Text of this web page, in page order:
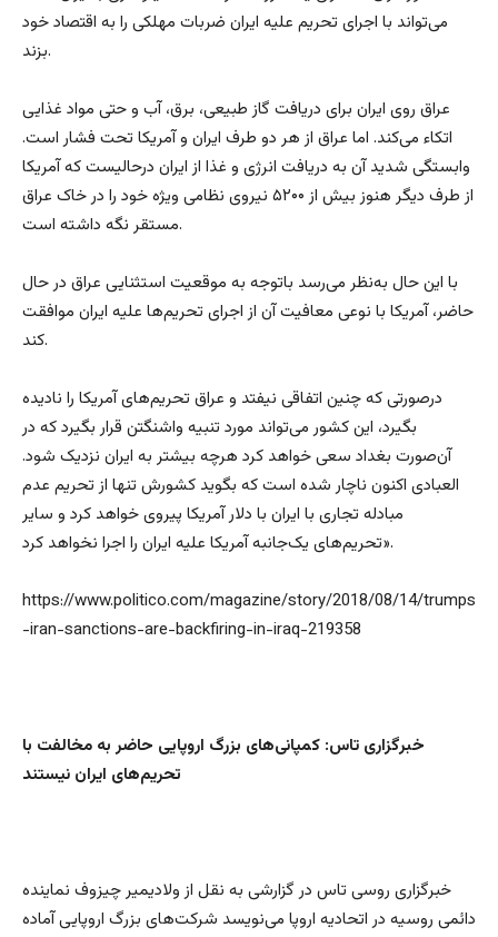
می‌تواند با اجرای تحریم علیه ایران ضربات مهلکی را به اقتصاد خود
بزند.
عراق روی ایران برای دریافت گاز طبیعی، برق، آب و حتی مواد غذایی
اتکاء می‌کند. اما عراق از هر دو طرف ایران و آمریکا تحت فشار است.
وابستگی شدید آن به دریافت انرژی و غذا از ایران درحالیست که آمریکا
از طرف دیگر هنوز بیش از ۵۲۰۰ نیروی نظامی ویژه خود را در خاک عراق
مستقر نگه داشته است.
با این حال به‌نظر می‌رسد باتوجه به موقعیت استثنایی عراق در حال
حاضر، آمریکا با نوعی معافیت آن از اجرای تحریم‌ها علیه ایران موافقت
کند.
درصورتی که چنین اتفاقی نیفتد و عراق تحریم‌های آمریکا را نادیده
بگیرد، این کشور می‌تواند مورد تنبیه واشنگتن قرار بگیرد که در
آن‌صورت بغداد سعی خواهد کرد هرچه بیشتر به ایران نزدیک شود.
العبادی اکنون ناچار شده است که بگوید کشورش تنها از تحریم عدم
مبادله تجاری با ایران با دلار آمریکا پیروی خواهد کرد و سایر
تحریم‌های یک‌جانبه آمریکا علیه ایران را اجرا نخواهد کرد».
https://www.politico.com/magazine/story/2018/08/14/trumps
-iran-sanctions-are-backfiring-in-iraq-219358
خبرگزاری تاس: کمپانی‌های بزرگ اروپایی حاضر به مخالفت با
تحریم‌های ایران نیستند
خبرگزاری روسی تاس در گزارشی به نقل از ولادیمیر چیزوف نماینده
دائمی روسیه در اتحادیه اروپا می‌نویسد شرکت‌های بزرگ اروپایی آماده